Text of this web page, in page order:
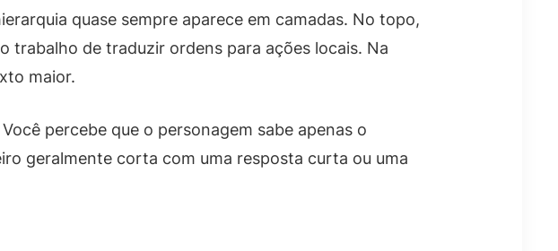
quase sempre aparece em camadas. No topo,
trabalho de traduzir ordens para ações locais. Na
maior.
percebe que o personagem sabe apenas o
geralmente corta com uma resposta curta ou uma